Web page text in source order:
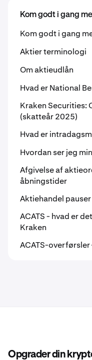
Kom godt i gang
Kom godt i gang
Aktier terminologi
Om aktieudlån
Hvad er National
Kraken Securities:
(skatteår 2025)
Hvad er
Hvordan ser jeg
Afgivelse af
åbningstider
Aktiehandel pauser
ACATS - hvad er
Kraken
ACATS-
Opgrader din